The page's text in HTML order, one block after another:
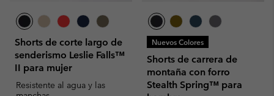
Shorts de corte largo de
senderismo Leslie Falls™
II para mujer
Resistente al agua y las
Nuevos Colores
Shorts de carrera de
montaña con forro
Stealth Spring™ para